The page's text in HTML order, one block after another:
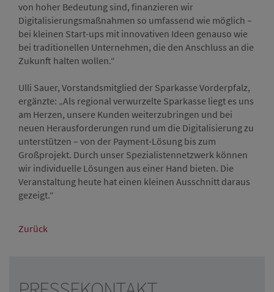
von hoher Bedeutung sind, finanzieren wir
Digitalisierungsmaßnahmen so umfassend wie möglich –
bei kleinen Start-ups mit innovativen Ideen genauso wie
bei traditionellen Unternehmen, die den Anschluss an die
Zukunft halten wollen.“
Ulli Sauer, Vorstandsmitglied der Sparkasse Vorderpfalz,
ergänzte: „Als regional verwurzelte Sparkasse liegt es uns
am Herzen, unsere Kunden weiterzubringen und bei
neuen Herausforderungen rund um die Digitalisierung zu
unterstützen – von der Payment-Lösung bis zum
Großprojekt. Durch unser Spezialistennetzwerk können
wir individuelle Lösungen aus einer Hand bieten. Die
Veranstaltung heute hat einen kleinen Ausschnitt daraus
gezeigt.“
Zurück